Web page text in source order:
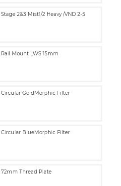
2&3 Mist1/2 Heavy /VND 2-5
Mount LWS 15mm
Circular GoldMorphic Filter
Circular BlueMorphic Filter
72mm Thread Plate